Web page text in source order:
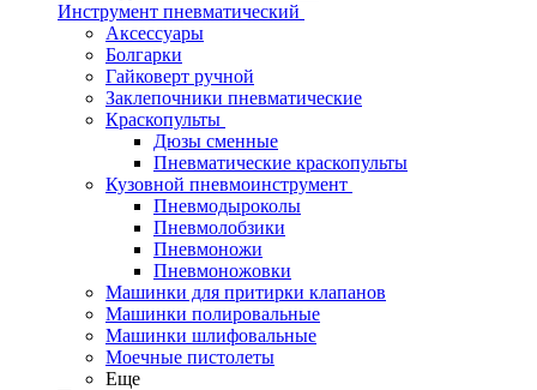
Инструмент пневматический
Аксессуары
Болгарки
Гайковерт ручной
Заклепочники пневматические
Краскопульты
Дюзы сменные
Пневматические краскопульты
Кузовной пневмоинструмент
Пневмодыроколы
Пневмолобзики
Пневмоножи
Пневмоножовки
Машинки для притирки клапанов
Машинки полировальные
Машинки шлифовальные
Моечные пистолеты
Еще